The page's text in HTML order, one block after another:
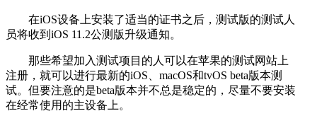
在iOS设备上安装了适当的证书之后，测试版的测试人
员将收到iOS 11.2公测版升级通知。
那些希望加入测试项目的人可以在苹果的测试网站上
注册，就可以进行最新的iOS、macOS和tvOS beta版本测
试。但要注意的是beta版本并不总是稳定的，尽量不要安装
在经常使用的主设备上。